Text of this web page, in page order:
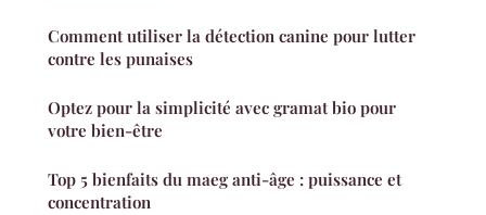
Comment utiliser la détection canine pour lutter
contre les punaises
Optez pour la simplicité avec gramat bio pour
votre bien-être
Top 5 bienfaits du maeg anti-âge : puissance et
concentration